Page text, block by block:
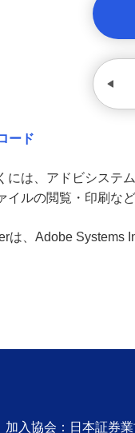
ード
には、アドビシステ
ルの閲覧・印刷な
は、Adobe Systems
協会：日本証券